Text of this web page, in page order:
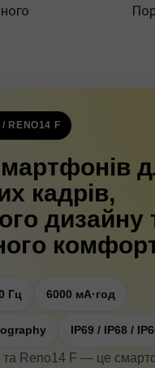
RENO14 F
кадрів,
дизайну
Гц 6000 мА·год
IP69 / IP68 /
та Reno14 F — це